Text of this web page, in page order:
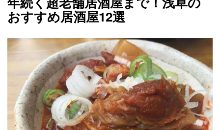
おすすめ居酒屋12選